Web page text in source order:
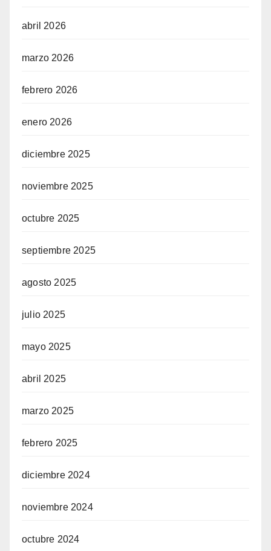
abril 2026
marzo 2026
febrero 2026
enero 2026
diciembre 2025
noviembre 2025
octubre 2025
septiembre 2025
agosto 2025
julio 2025
mayo 2025
abril 2025
marzo 2025
febrero 2025
diciembre 2024
noviembre 2024
octubre 2024